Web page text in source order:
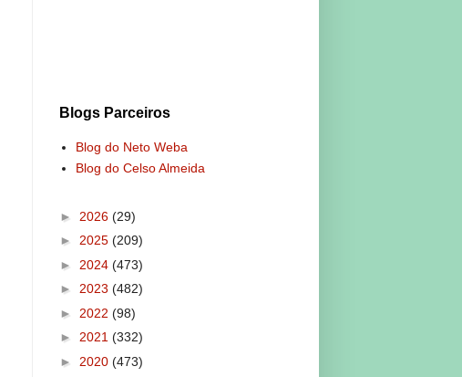
Blogs Parceiros
Blog do Neto Weba
Blog do Celso Almeida
► 2026 (29)
► 2025 (209)
► 2024 (473)
► 2023 (482)
► 2022 (98)
► 2021 (332)
► 2020 (473)